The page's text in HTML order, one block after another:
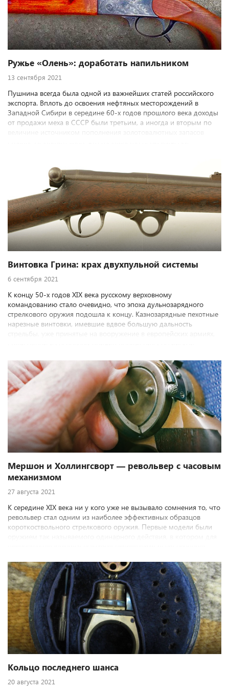
Ружье «Олень»: доработать напильником
13 сентября 2021
Пушнина всегда была одной из важнейших статей российского
экспорта. Вплоть до освоения нефтяных месторождений в
Западной Сибири в середине 60-х годов прошлого века доходы
от продажи меха в СССР были третьим, а иногда и вторым по
послевоенный период восстановления советской экономики
было создание двуствольного комбинированного охотничьего
ружья «Олень».
Винтовка Грина: крах двухпульной системы
6 сентября 2021
К концу 50-х годов XIX века русскому верховному
командованию стало очевидно, что эпоха дульнозарядного
стрелкового оружия подошла к концу. Казнозарядные пехотные
нарезные винтовки, имевшие вдвое большую дальность
возможности наладить собственное массовое производство
казнозарядных ружей, Россия срочно искала иностранных
поставщиков. В 1859 году свой образец русскому военному
руководству предложил американский оружейник, полковник
Джеймс Дюррелл Грин.
Мершон и Холлингсворт — револьвер с часовым
механизмом
27 августа 2021
К середине XIX века ни у кого уже не вызывало сомнения то, что
револьвер стал одним из наиболее эффективных образцов
короткоствольного стрелкового оружия. Первые модели были
1856 года на свет появился револьвер Бомона-Адамса, где
впервые был использован ударно-спусковой механизм двойного
действия, при котором взведение курка, поворот барабана и
последующий удар по капсюлю осуществлялись одним
нажатием спускового крючка. Новинка быстро завоевала
популярность и вызвала целую волну подражаний.
Кольцо последнего шанса
20 августа 2021